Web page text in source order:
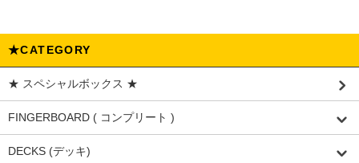
★CATEGORY
★ スペシャルボックス ★
FINGERBOARD ( コンプリート )
DECKS (デッキ)